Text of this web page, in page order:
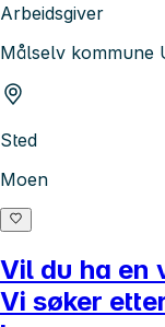
Arbeidsgiver
Målselv kommune
Sted
Moen
Vil du ha en
Vi søker